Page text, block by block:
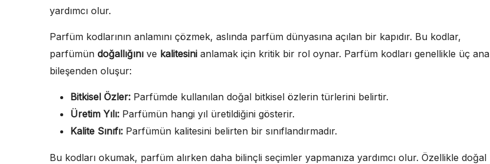
yardımcı olur.
Parfüm kodlarının anlamını çözmek, aslında parfüm dünyasına açılan bir kapıdır. Bu kodlar,
parfümün doğallığını ve kalitesini anlamak için kritik bir rol oynar. Parfüm kodları genellikle üç ana
bileşenden oluşur:
Bitkisel Özler: Parfümde kullanılan doğal bitkisel özlerin türlerini belirtir.
Üretim Yılı: Parfümün hangi yıl üretildiğini gösterir.
Kalite Sınıfı: Parfümün kalitesini belirten bir sınıflandırmadır.
Bu kodları okumak, parfüm alırken daha bilinçli seçimler yapmanıza yardımcı olur. Özellikle doğal